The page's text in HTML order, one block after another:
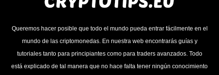
Queremos hacer posible que todo el mundo pueda entrar fácilmente en el
mundo de las criptomonedas. En nuestra web encontrarás guías y
tutoriales tanto para principiantes como para traders avanzados. Todo
está explicado de tal manera que no hace falta tener ningún conocimiento